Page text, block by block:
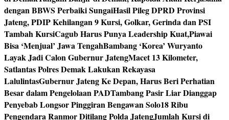
dengan BBWS Perbaiki SungaiHasil Pileg DPRD Provinsi
Jateng, PDIP Kehilangan 9 Kursi, Golkar, Gerinda dan PSI
Tambah KursiCagub Harus Punya Leadership Kuat,Piawai
Bisa ‘Menjual’ Jawa TengahBambang ‘Korea’ Wuryanto
Layak Jadi Calon Gubernur JatengMacet 13 Kilometer,
Satlantas Polres Demak Lakukan Rekayasa
LalulintasGubernur Jateng Ke Depan, Harus Beri Perhatian
Besar dalam Pengelolaan PADTambang Pasir Liar Dianggap
Penyebab Longsor Pinggiran Bengawan Solo18 Ribu
Pengendara Ranmor Ditilang Polda JatengJumlah Kursi di